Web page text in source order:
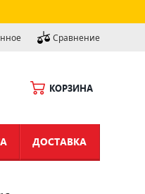
Сравнение
КОРЗИНА
ДОСТАВКА